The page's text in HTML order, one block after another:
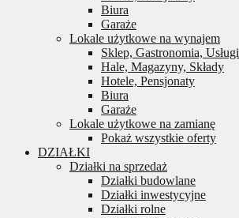
Biura
Garaże
Lokale użytkowe na wynajem
Sklep, Gastronomia, Usługi
Hale, Magazyny, Składy
Hotele, Pensjonaty
Biura
Garaże
Lokale użytkowe na zamianę
Pokaż wszystkie oferty
DZIAŁKI
Działki na sprzedaż
Działki budowlane
Działki inwestycyjne
Działki rolne